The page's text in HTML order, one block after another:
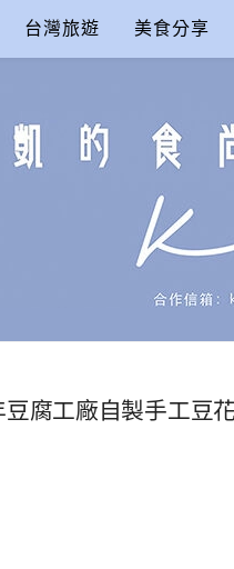
台灣旅遊 美食分享
腐工廠自製手工豆